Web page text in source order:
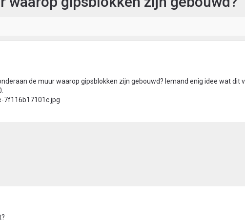
de muur waarop gipsblokken zijn gebouwd? Iemand enig idee wat dit